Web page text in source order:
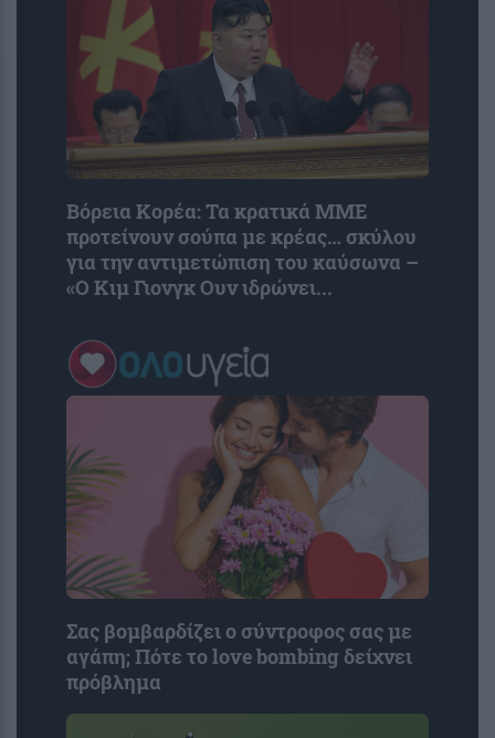
Βόρεια Κορέα: Τα κρατικά ΜΜΕ
προτείνουν σούπα με κρέας… σκύλου
για την αντιμετώπιση του καύσωνα –
«Ο Κιμ Γιονγκ Ουν ιδρώνει...
Σας βομβαρδίζει ο σύντροφος σας με
αγάπη; Πότε το love bombing δείχνει
πρόβλημα